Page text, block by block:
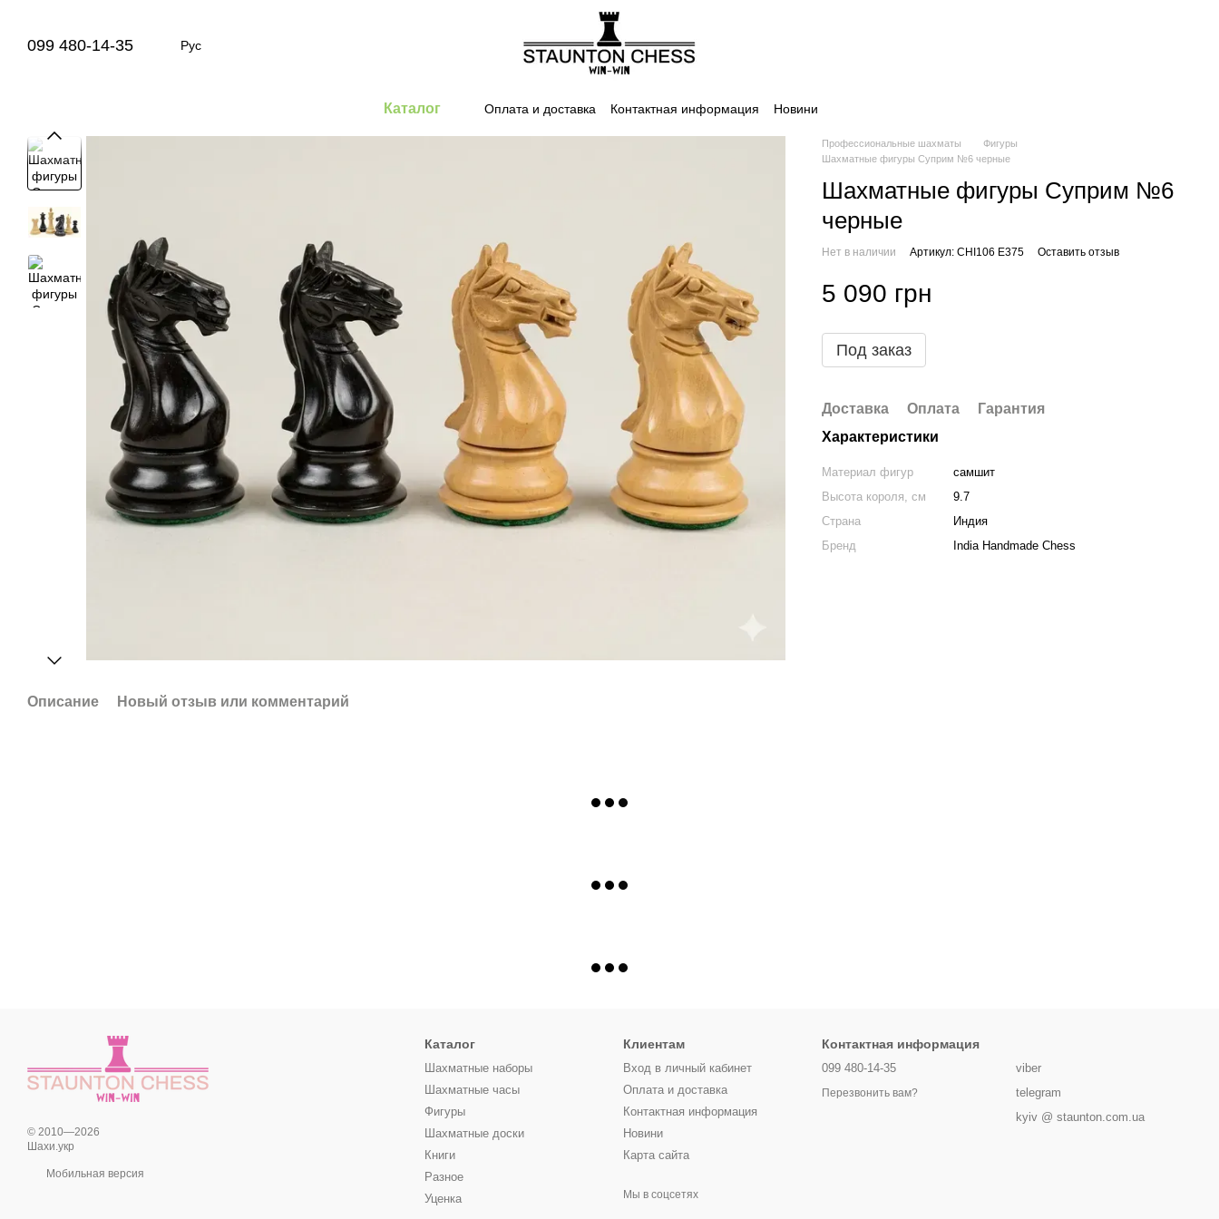
099 480-14-35 Рус
Каталог Оплата и доставка Контактная информация Новини
Описание Новый отзыв или комментарий
Профессиональные шахматы
Фигуры
Шахматные фигуры Суприм №6 черные
Шахматные фигуры Суприм №6
черные
Нет в наличии Артикул: CHI106 E375 Оставить отзыв
5 090 грн
Под заказ
Доставка Оплата
Гарантия
Характеристики
Материал фигур
самшит
Высота короля, см
9.7
Страна
Индия
Бренд
India Handmade Chess
© 2010—2026
Шахи.укр
Мобильная версия
Каталог
Шахматные наборы
Шахматные часы
Фигуры
Шахматные доски
Книги
Разное
Уценка
Клиентам
Вход в личный кабинет
Оплата и доставка
Контактная информация
Новини
Карта сайта
Мы в соцсетях
Контактная информация
099 480-14-35
Перезвонить вам?
viber
telegram
kyiv @ staunton.com.ua